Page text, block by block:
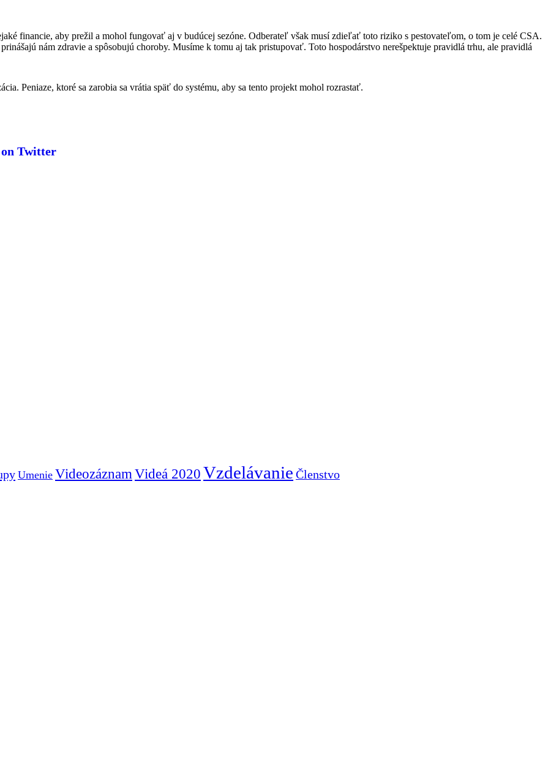
financie, aby prežil a mohol fungovať aj v budúcej sezóne. Odberateľ však musí zdieľať toto riziko s pestovateľom, o tom je celé CSA.
nám zdravie a spôsobujú choroby. Musíme k tomu aj tak pristupovať. Toto hospodárstvo nerešpektuje pravidlá trhu, ale pravidlá
Peniaze, ktoré sa zarobia sa vrátia späť do systému, aby sa tento projekt mohol rozrastať.
Umenie Videozáznam Videá 2020 Vzdelávanie Členstvo